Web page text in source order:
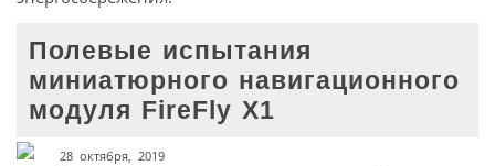
Полевые испытания
миниатюрного навигационного
модуля FireFly X1
28 октября, 2019